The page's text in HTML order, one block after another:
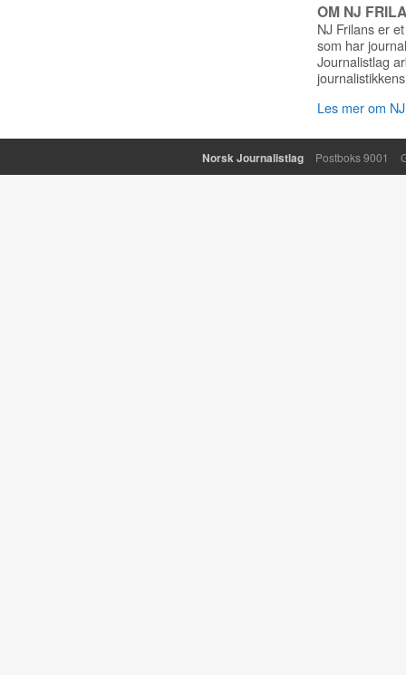
OM NJ
NJ Frilans er
som har
Journalistlag
Les mer om
Norsk Journalistlag Postboks 9001